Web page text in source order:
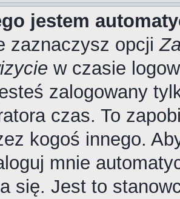
jestem
zaznaczysz opcji
w czasie
zalogowany
czas. To
kogoś innego.
mnie
się. Jest to